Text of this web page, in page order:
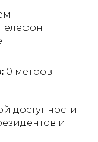
0 метров
доступности
и